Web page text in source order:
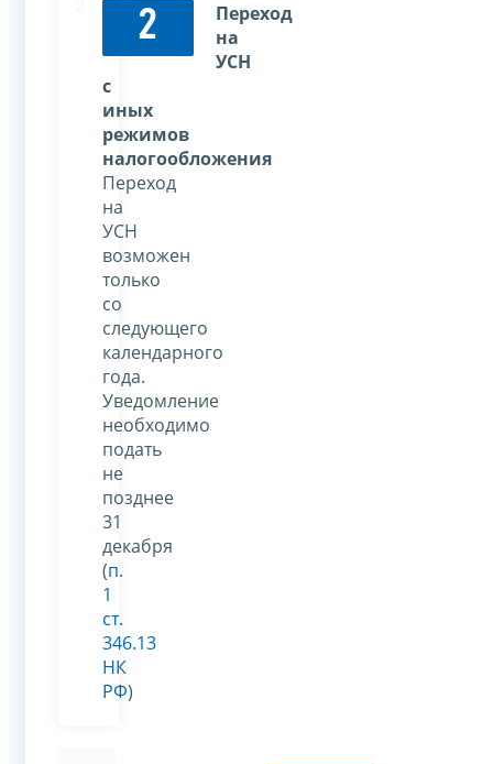
2
Переход
на
УСН
с
иных
режимов
налогообложения
Переход
на
УСН
возможен
только
со
следующего
календарного
года.
Уведомление
необходимо
подать
не
позднее
31
декабря
(п.
1
ст.
346.13
НК
РФ)